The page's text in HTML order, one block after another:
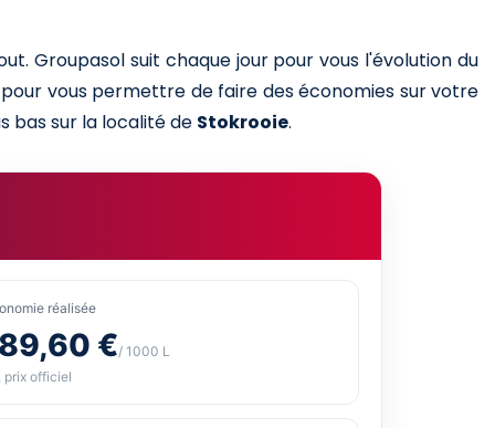
. Groupasol suit chaque jour pour vous l'évolution du
vous permettre de faire des économies sur votre
bas sur la localité de Stokrooie.
réalisée
€/ 1000 L
prix officiel